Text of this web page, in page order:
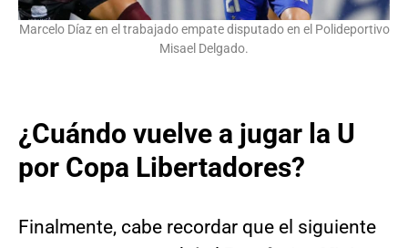
Marcelo Díaz en el trabajado empate disputado en el Polideportivo
Misael Delgado.
¿Cuándo vuelve a jugar la U
por Copa Libertadores?
Finalmente, cabe recordar que el siguiente